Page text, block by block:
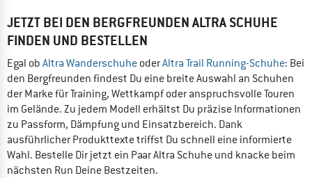
JETZT BEI DEN BERGFREUNDEN ALTRA SCHUHE
FINDEN UND BESTELLEN
Egal ob Altra Wanderschuhe oderAltra Trail Running-Schuhe: Bei
den Bergfreunden findest Du eine breite Auswahl an Schuhen
der Marke für Training, Wettkampf oder anspruchsvolle Touren
im Gelände. Zu jedem Modell erhältst Du präzise Informationen
zu Passform, Dämpfung und Einsatzbereich. Dank
ausführlicher Produkttexte triffst Du schnell eine informierte
Wahl. Bestelle Dir jetzt ein Paar Altra Schuhe und knacke beim
nächsten Run Deine Bestzeiten.